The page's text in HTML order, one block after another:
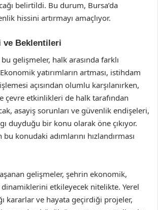
belirtildi. Bu durum, Bursa’da
hissini artırmayı amaçlıyor.
ve Beklentileri
gelişmeler, halk arasında farklı
yatırımların artması, istihdam
açısından olumlu karşılanırken,
çevre etkinlikleri de halk tarafından
asayiş sorunları ve güvenlik endişeleri,
duyduğu bir konu olarak öne çıkıyor.
konudaki adımlarını hızlandırması
gelişmeler, şehrin ekonomik,
etkileyecek nitelikte. Yerel
kararlar ve hayata geçirdiği projeler,